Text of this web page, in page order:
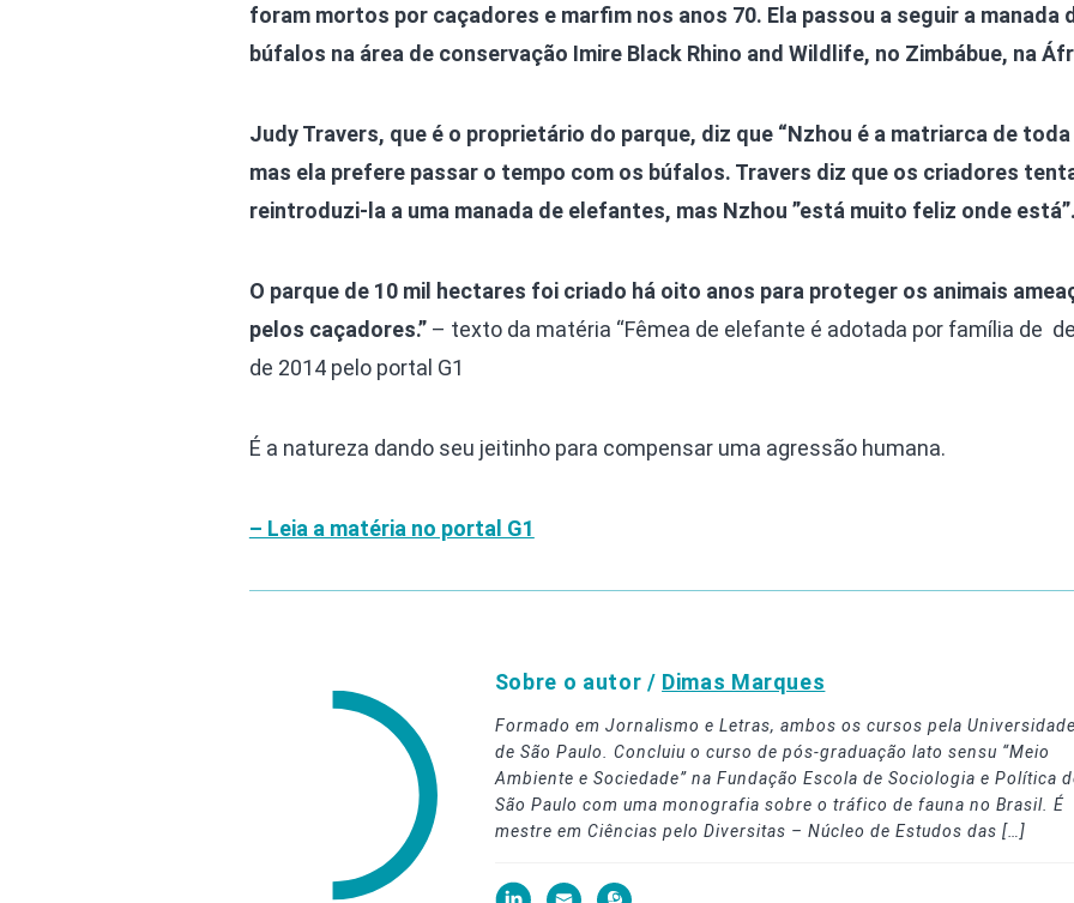
foram mortos por caçadores e marfim nos anos 70. Ela passou a seguir a manada
búfalos na área de conservação Imire Black Rhino and Wildlife, no Zimbábue, na
Judy Travers, que é o proprietário do parque, diz que “Nzhou é a matriarca de toda
mas ela prefere passar o tempo com os búfalos. Travers diz que os criadores
reintroduzi-la a uma manada de elefantes, mas Nzhou ”está muito feliz onde
O parque de 10 mil hectares foi criado há oito anos para proteger os animais
pelos caçadores.”– texto da matéria “Fêmea de elefante é adotada por família de
de 2014 pelo portal G1
É a natureza dando seu jeitinho para compensar uma agressão humana.
– Leia a matéria no portal G1
Sobre o autor / Dimas Marques
Formado em Jornalismo e Letras, ambos os cursos pela
de São Paulo. Concluiu o curso de pós-graduação lato sensu “Meio
Ambiente e Sociedade” na Fundação Escola de Sociologia e Política
São Paulo com uma monografia sobre o tráfico de fauna no Brasil. É
mestre em Ciências pelo Diversitas – Núcleo de Estudos das […]